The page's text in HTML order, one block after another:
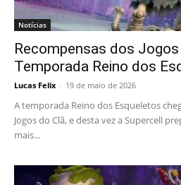
Notícias
Recompensas dos
Temporada Reino dos
Lucas Felix - 19 de maio de 2026
A temporada Reino dos Esqueletos
Jogos do Clã, e desta vez a Supercell
mais...